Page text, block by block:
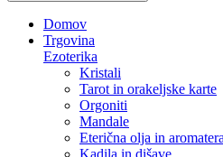
Domov
Trgovina
Ezoterika
Kristali
Tarot in orakeljske karte
Orgoniti
Mandale
Eterična olja in